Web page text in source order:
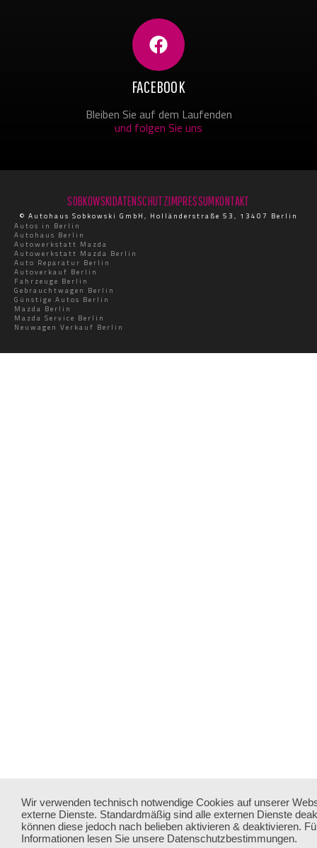
FACEBOOK
Bleiben Sie auf dem Laufenden
und folgen Sie uns
SOBKOWSKIDATENSCHUTZIMPRESSUMKONTAKT
© Autohaus Sobkowski GmbH, Holländerstraße 53, 13407 Berlin
Autos in Berlin
Autohaus Berlin
Autowerkstatt Mazda
Autowerkstatt Mazda Berlin
Auto Reparatur Berlin
Autoverkauf Berlin
Fahrzeuge Berlin
Gebrauchtwagen Berlin
Günstige Autos Berlin
Mazda Berlin
Mazda Service Berlin
Neuwagen Verkauf Berlin
Wir verwenden technisch notwendige Cookies auf unserer
externe Dienste. Standardmäßig sind alle externen Dienste
können diese jedoch nach belieben aktivieren & deaktivieren.
Informationen lesen Sie unsere Datenschutzbestimmungen.